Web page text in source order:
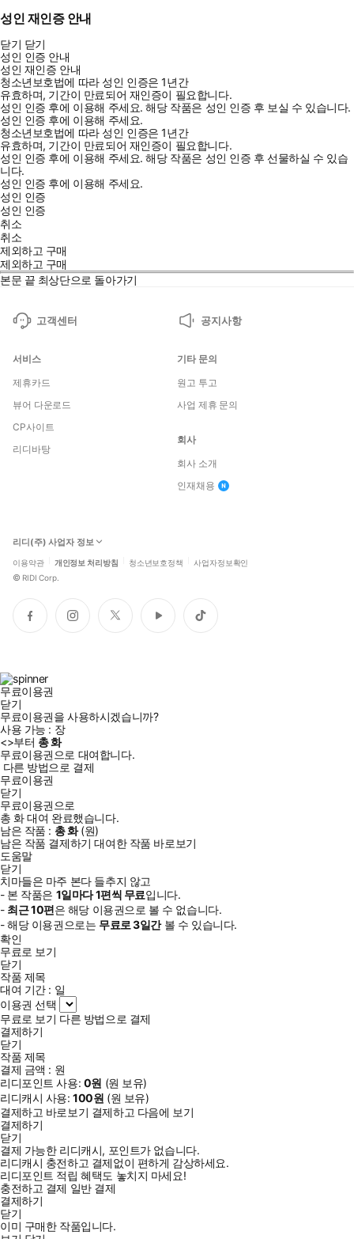
성인 재인증 안내
닫기 닫기
성인 인증 안내
성인 재인증 안내
청소년보호법에 따라 성인 인증은 1년간
유효하며, 기간이 만료되어 재인증이 필요합니다.
성인 인증 후에 이용해 주세요.해당 작품은 성인 인증 후 보실 수 있습니다.
성인 인증 후에 이용해 주세요.
청소년보호법에 따라 성인 인증은 1년간
유효하며, 기간이 만료되어 재인증이 필요합니다.
성인 인증 후에 이용해 주세요.해당 작품은 성인 인증 후 선물하실 수 있습
니다.
성인 인증 후에 이용해 주세요.
성인 인증
성인 인증
취소
취소
제외하고 구매
제외하고 구매
본문 끝 최상단으로 돌아가기
고객센터 공지사항
서비스
제휴카드
뷰어 다운로드
CP사이트
리디바탕
기타 문의
원고 투고
사업 제휴 문의
회사
회사 소개
인재채용
리디(주) 사업자 정보
이용약관 개인정보 처리방침 청소년보호정책 사업자정보확인
© RIDI Corp.
페
이
인
스
트
위
유
튜
틱
톡
무료이용권
닫기
무료이용권을 사용하시겠습니까?
사용 가능 : 장
<>부터 총화
무료이용권으로 대여합니다.
다른 방법으로 결제
무료이용권
닫기
무료이용권으로
총 화대여 완료했습니다.
남은 작품 : 총화(원)
남은 작품 결제하기 대여한 작품 바로보기
도움말
닫기
치마들은 마주 본다 들추지 않고
- 본 작품은 1일마다1편씩 무료입니다.
- 최근10편은 해당 이용권으로 볼 수 없습니다.
- 해당 이용권으로는 무료로3일간볼 수 있습니다.
확인
무료로 보기
닫기
작품 제목
대여 기간 : 일
이용권 선택
무료로 보기 다른 방법으로 결제
결제하기
닫기
작품 제목
결제 금액 : 원
리디포인트 사용: 0원 (원 보유)
리디캐시 사용:100원 (원 보유)
결제하고 바로보기 결제하고 다음에 보기
결제하기
닫기
결제 가능한 리디캐시, 포인트가 없습니다.
리디캐시 충전하고 결제없이 편하게 감상하세요.
리디포인트 적립 혜택도 놓치지 마세요!
충전하고 결제 일반 결제
결제하기
닫기
이미 구매한 작품입니다.